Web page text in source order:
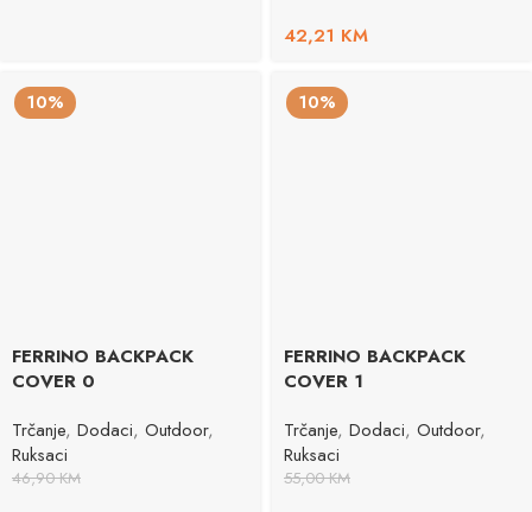
42,21 KM
10%
FERRINO BACKPACK
COVER 0
Trčanje, Dodaci, Outdoor,
Ruksaci
46,90KM
10%
FERRINO BACKPACK
COVER 1
Trčanje, Dodaci, Outdoor,
Ruksaci
55,00KM